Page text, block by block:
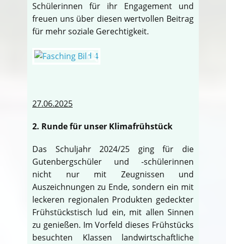
Schülerinnen für ihr Engagement und
freuen uns über diesen wertvollen Beitrag
für mehr soziale Gerechtigkeit.
27.06.2025
2. Runde für unser Klimafrühstück
Das Schuljahr 2024/25 ging für die
Gutenbergschüler und -schülerinnen
nicht nur mit Zeugnissen und
Auszeichnungen zu Ende, sondern ein mit
leckeren regionalen Produkten gedeckter
Frühstückstisch lud ein, mit allen Sinnen
zu genießen. Im Vorfeld dieses Frühstücks
besuchten Klassen landwirtschaftliche